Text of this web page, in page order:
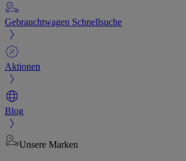
Gebrauchtwagen Schnellsuche
Aktionen
Blog
Unsere Marken